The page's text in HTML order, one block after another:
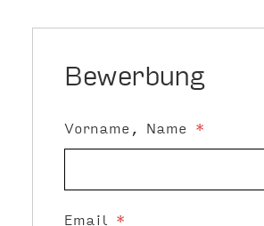
Bewerbung
Vorname, Name *
Email *